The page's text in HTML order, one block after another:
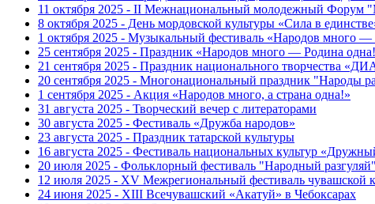
11 октября 2025 - II Межнациональный молодежный Форум
8 октября 2025 - День мордовской культуры «Сила в
1 октября 2025 - Музыкальный фестиваль «Народов много —
25 сентября 2025 - Праздник «Народов много — Родина
21 сентября 2025 - Праздник национального творчества
20 сентября 2025 - Многонациональный праздник
1 сентября 2025 - Акция «Народов много, а страна одна!»
31 августа 2025 - Творческий вечер с литераторами
30 августа 2025 - Фестиваль «Дружба народов»
23 августа 2025 - Праздник татарской культуры
16 августа 2025 - Фестиваль национальных культур
20 июля 2025 - Фольклорный фестиваль "Народный разгуляй"
12 июля 2025 - XV Межрегиональный фестиваль чувашской
24 июня 2025 - XIII Всечувашский «Акатуй» в Чебоксарах